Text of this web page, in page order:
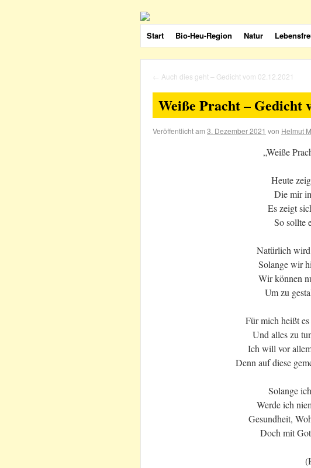
Start Bio-Heu-Region Natur
← Auch dies geht – Gedicht vom 02.12.2021
Weiße Pracht – Gedicht
Veröffentlicht am 3. Dezember 2021 von Helmut
„Weiße
Heute
Die mir
Es zeigt
So sollte
Natürlich wird
Solange wir
Wir können
Um zu
Für mich heißt
Und alles zu
Ich will vor
Denn auf diese
Solange
Werde ich
Gesundheit,
Doch mit